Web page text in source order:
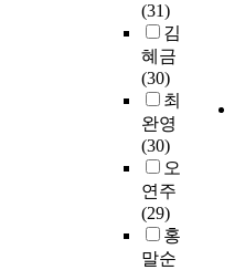
(31)
김
혜금
(30)
최
완영
(30)
오
연주
(29)
홍
말순